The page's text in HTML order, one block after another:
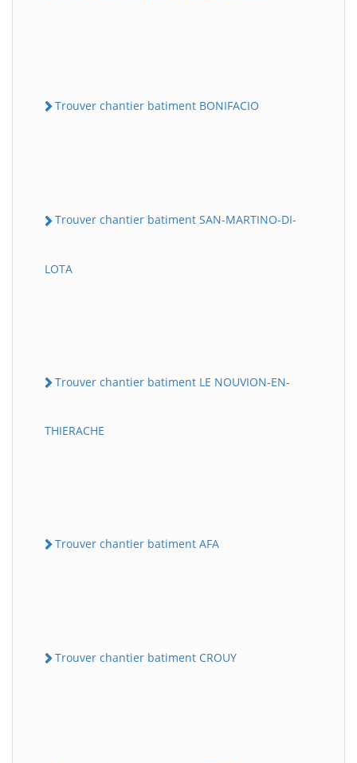
Trouver chantier batiment BONIFACIO
Trouver chantier batiment SAN-MARTINO-DI-
LOTA
Trouver chantier batiment LE NOUVION-EN-
THIERACHE
Trouver chantier batiment AFA
Trouver chantier batiment CROUY